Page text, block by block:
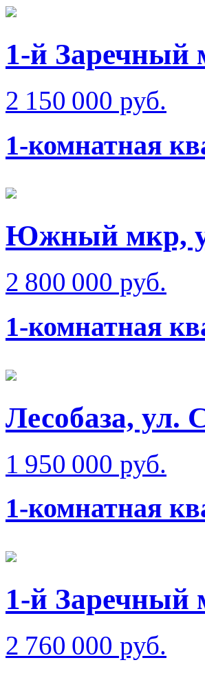
1-й Заречный
2 150 000 руб.
1-комнатная
Южный мкр,
2 800 000 руб.
1-комнатная
Лесобаза, ул.
1 950 000 руб.
1-комнатная
1-й Заречный
2 760 000 руб.